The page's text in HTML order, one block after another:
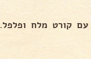
קורט מלח ופלפל.